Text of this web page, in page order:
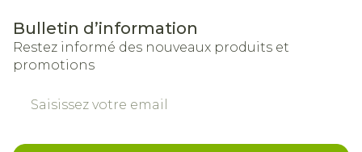
Bulletin d’information
Restez informé des nouveaux produits et
promotions